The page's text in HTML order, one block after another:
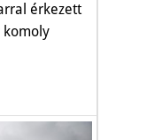
érkezett
komoly